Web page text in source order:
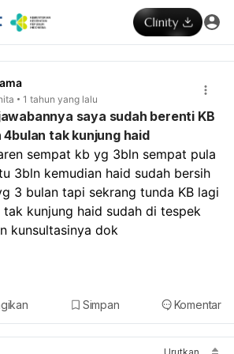
1 tahun yang lalu
saya sudah berenti KB
tak kunjung haid
sempat kb yg 3bln sempat pula
3bln kemudian haid sudah bersih
3 bulan tapi sekrang tunda KB lagi
kunjung haid sudah di tespek
kunsultasinya dok
Simpan Komentar